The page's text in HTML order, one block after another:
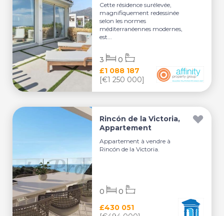
Cette résidence surélevée,
magnifiquement redessinée
selon les normes
méditerranéennes modernes,
est...
£1 088 187
[€1 250 000]
3 0
Rincón de la Victoria,
Appartement
Appartement à vendre à
Rincón de la Victoria.
£430 051
0 0